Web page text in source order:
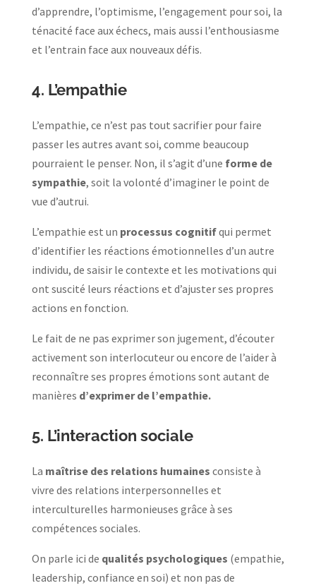
d’apprendre, l’optimisme, l’engagement pour soi, la
ténacité face aux échecs, mais aussi l’enthousiasme
et l’entrain face aux nouveaux défis.
4. L’empathie
L’empathie, ce n’est pas tout sacrifier pour faire
passer les autres avant soi, comme beaucoup
pourraient le penser. Non, il s’agit d’une forme de
sympathie, soit la volonté d’imaginer le point de
vue d’autrui.
L’empathie est un processus cognitifqui permet
d’identifier les réactions émotionnelles d’un autre
individu, de saisir le contexte et les motivations qui
ont suscité leurs réactions et d’ajuster ses propres
actions en fonction.
Le fait de ne pas exprimer son jugement, d’écouter
activement son interlocuteur ou encore de l’aider à
reconnaître ses propres émotions sont autant de
manières d’exprimer de l’empathie.
5. L’interaction sociale
La maîtrise des relations humaines consiste à
vivre des relations interpersonnelles et
interculturelles harmonieuses grâce à ses
compétences sociales.
On parle ici de qualités psychologiques (empathie,
leadership, confiance en soi) et non pas de